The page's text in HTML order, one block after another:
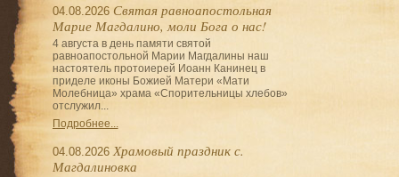
04.08.2026 Святая равноапостольная
Марие Магдалино, моли Бога о нас!
4 августа в день памяти святой
равноапостольной Марии Магдалины наш
настоятель протоиерей Иоанн Канинец в
приделе иконы Божией Матери «Мати
Молебница» храма «Спорительницы хлебов»
отслужил...
Подробнее...
04.08.2026 Храмовый праздник с.
Магдалиновка